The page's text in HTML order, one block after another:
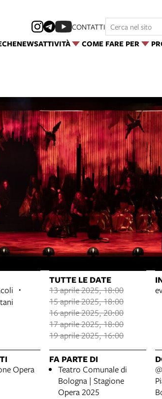
NEWSATTIVITÀ COME FARE PER
CONTATTI
TUTTE LE DATE
13 aprile 2025, 18:00
15 aprile 2025, 18:00
16 aprile 2025, 20:00
17 aprile 2025, 18:00
19 aprile 2025, 16:00
Opera
FA PARTE DI
Teatro Comunale di
Bologna | Stagione
Opera 2025